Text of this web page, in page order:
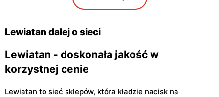
Warszawa, ul. Antoniego
Warszawa, ul. Szeligowska
Lewiatan dalej o sieci
Lewiatan - doskonała jakość w
korzystnej cenie
Lewiatan to sieć sklepów, która kładzie nacisk na